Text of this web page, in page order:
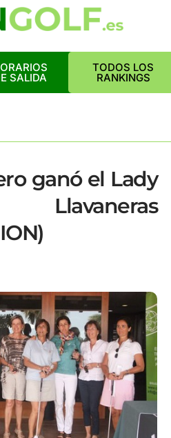
SALIDA
TODOS LOS
RANKINGS
ganó el Lady